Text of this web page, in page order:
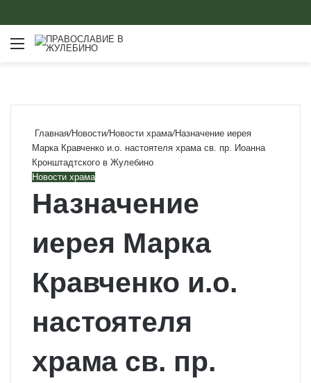
Меню
Главная/Новости/Новости храма/Назначение иерея
Марка Кравченко и.о. настоятеля храма св. пр. Иоанна
Кронштадтского в Жулебино
Новости храма
Назначение
иерея Марка
Кравченко и.о.
настоятеля
храма св. пр.